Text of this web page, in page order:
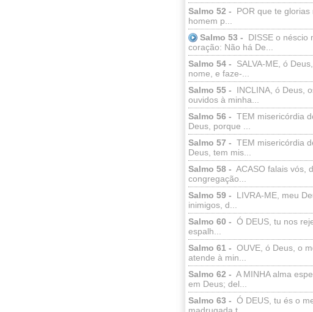
Salmo 52 -
POR que te glorias
homem p...
Salmo 53 -
DISSE o néscio
coração: Não há De...
Salmo 54 -
SALVA-ME, ó
nome, e faze-...
Salmo 55 -
INCLINA, ó Deus,
ouvidos à minha...
Salmo 56 - TEM misericórdia
Deus, porque ...
Salmo 57 - TEM misericórdia
Deus, tem mis...
Salmo 58 - ACASO falais vós,
congregação...
Salmo 59 -
LIVRA-ME, meu
inimigos, d...
Salmo 60 - Ó DEUS, tu nos
espalh...
Salmo 61 - OUVE, ó Deus, o
atende à min...
Salmo 62 - A MINHA alma
em Deus; del...
Salmo 63 - Ó DEUS, tu és o